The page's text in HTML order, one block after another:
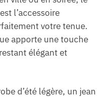
l’accessoire
votre tenue.
apporte une touche
élégant et
d’été légère, un jean